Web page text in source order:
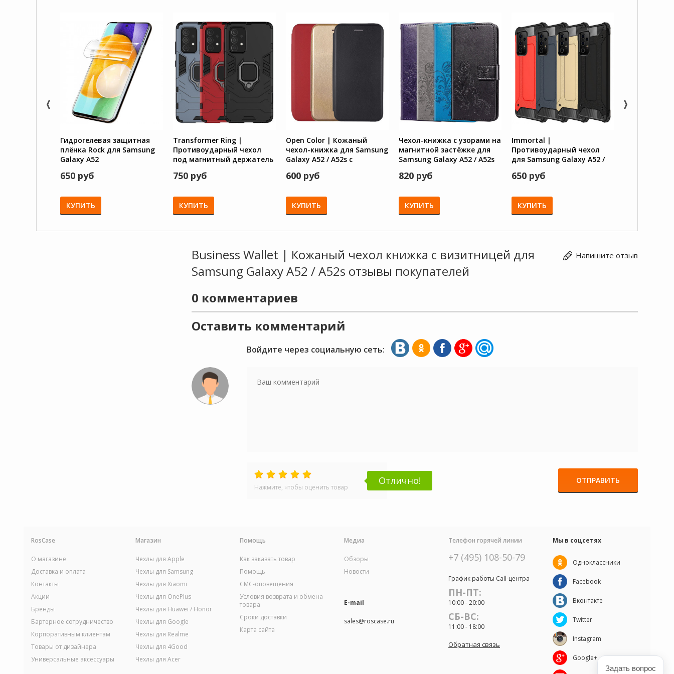
Гидрогелевая защитная
плёнка Rock для Samsung
Galaxy A52
650 руб
КУПИТЬ
Transformer Ring |
Противоударный чехол
под магнитный держатель
A52s
750 руб
КУПИТЬ
Open Color | Кожаный
чехол-книжка для Samsung
Galaxy A52 / A52s с
магнитом
600 руб
КУПИТЬ
Чехол-книжка с узорами на
магнитной застёжке для
Samsung Galaxy A52 / A52s
820 руб
КУПИТЬ
Immortal |
Противоударный чехол
для Samsung Galaxy A52 /
650 руб
КУПИТЬ
Business Wallet | Кожаный чехол книжка с визитницей для
Samsung Galaxy A52 / A52s отзывы покупателей
Напишите отзыв
0 комментариев
Оставить комментарий
Войдите через социальную сеть:
Отлично!
Нажмите, чтобы оценить товар
ОТПРАВИТЬ
RosCase
О магазине
Доставка и оплата
Контакты
Акции
Бренды
Бартерное сотрудничество
Корпоративным клиентам
Товары от дизайнера
Универсальные аксессуары
Магазин
Чехлы для Apple
Чехлы для Samsung
Чехлы для Xiaomi
Чехлы для OnePlus
Чехлы для Huawei / Honor
Чехлы для Google
Чехлы для Realme
Чехлы для 4Good
Чехлы для Acer
Помощь
Как заказать товар
Помощь
СМС-оповещения
Условия возврата и обмена
товара
Сроки доставки
Карта сайта
Медиа
Обзоры
Новости
E-mail
sales@roscase.ru
Телефон горячей линии
+7 (495) 108-50-79
График работы Call-центра
ПН-ПТ:
10:00 - 20:00
СБ-ВС:
11:00 - 18:00
Обратная связь
Мы в соцсетях
Одноклассники
Facebook
Вконтакте
Twitter
Instagram
Google+
Задать вопрос